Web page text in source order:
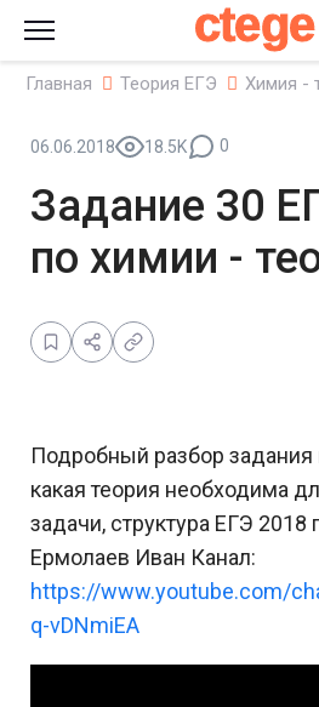
ctege
Главная Теория ЕГЭ Химия -
06.06.2018 18.5K 0
Задание 30
по химии -
Подробный разбор
какая теория необходима
задачи, структура ЕГЭ 2018
Ермолаев Иван Канал:
https://www.youtube.com/
q-vDNmiEA